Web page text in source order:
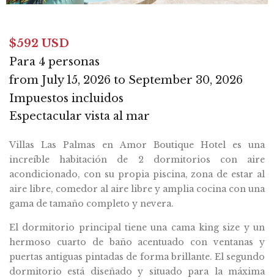
$592 USD
Para 4 personas
from July 15, 2026 to September 30, 2026
Impuestos incluidos
Espectacular vista al mar
Villas Las Palmas en Amor Boutique Hotel es una
increíble habitación de 2 dormitorios con aire
acondicionado, con su propia piscina, zona de estar al
aire libre, comedor al aire libre y amplia cocina con una
gama de tamaño completo y nevera.
El dormitorio principal tiene una cama king size y un
hermoso cuarto de baño acentuado con ventanas y
puertas antiguas pintadas de forma brillante. El segundo
dormitorio está diseñado y situado para la máxima